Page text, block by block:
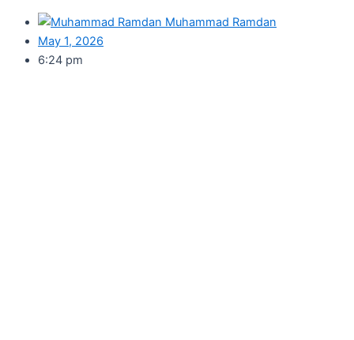
Muhammad Ramdan
May 1, 2026
6:24 pm